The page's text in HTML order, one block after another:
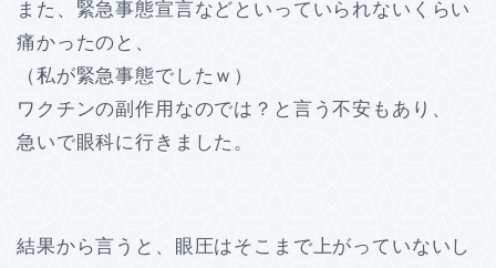
また、緊急事態宣言などといっていられないくらい
痛かったのと、
（私が緊急事態でしたｗ）
ワクチンの副作用なのでは？と言う不安もあり、
急いで眼科に行きました。
結果から言うと、眼圧はそこまで上がっていないし